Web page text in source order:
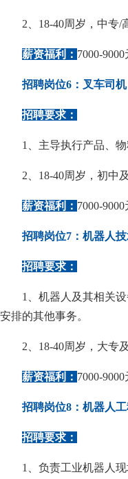
2、18-40周岁，中专
薪资福利： 7000-
招聘岗位6：叉车司机
招聘要求：
1、主导执行产品、
2、18-40周岁，初中
薪资福利： 7000-
招聘岗位7：机器人技
招聘要求：
1、机器人及其相关
安排的其他事务。
2、18-40周岁，大专
薪资福利： 7000-
招聘岗位8：机器人工
招聘要求：
1、负责工业机器人